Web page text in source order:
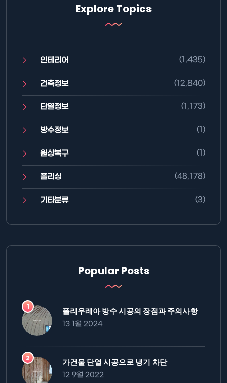
Explore Topics
인테리어 (1,435)
건축정보 (12,840)
단열정보 (1,173)
방수정보 (1)
원상복구 (1)
폴리싱 (48,178)
기타분류 (3)
Popular Posts
폴리우레아 방수 시공의 장점과 주의사항
13 1월 2024
가건물 단열 시공으로 냉기 차단
12 9월 2022